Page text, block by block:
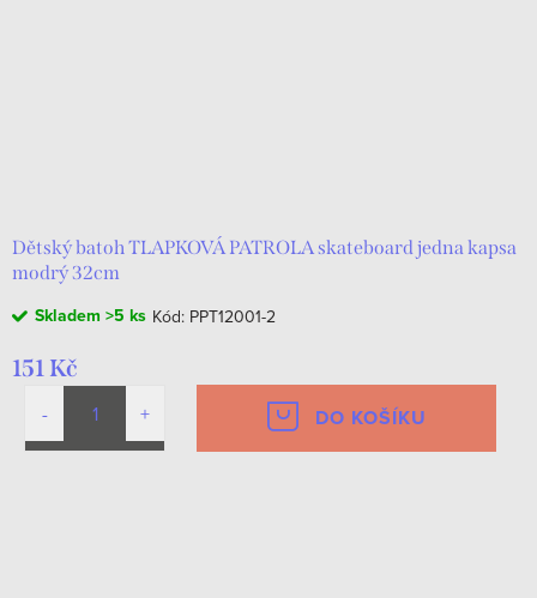
Dětský batoh TLAPKOVÁ PATROLA skateboard jedna kapsa
modrý 32cm
Skladem >5 ks Kód: PPT12001-2
151 Kč
DO KOŠÍKU